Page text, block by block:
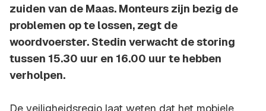
zuiden van de Maas. Monteurs zijn bezig de
problemen op te lossen, zegt de
woordvoerster. Stedin verwacht de storing
tussen 15.30 uur en 16.00 uur te hebben
verholpen.